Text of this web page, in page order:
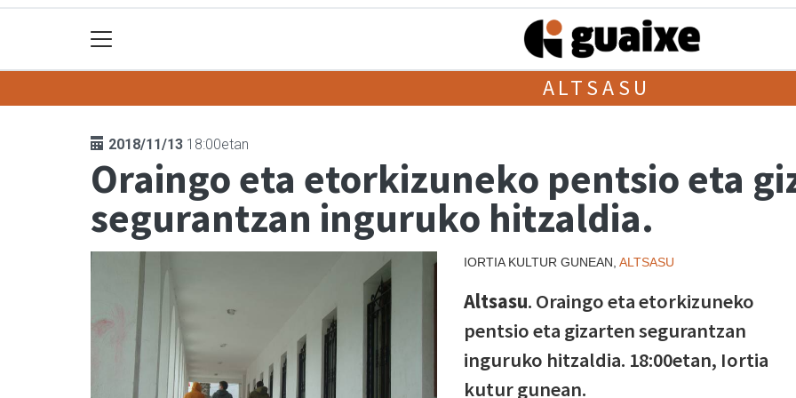
ALTSASU
2018/11/13 18:00etan
Oraingo eta etorkizuneko pentsio eta
segurantzan inguruko hitzaldia.
IORTIA KULTUR GUNEAN, ALTSASU
Altsasu. Oraingo eta etorkizuneko
pentsio eta gizarten segurantzan
inguruko hitzaldia. 18:00etan, Iortia
kutur gunean.